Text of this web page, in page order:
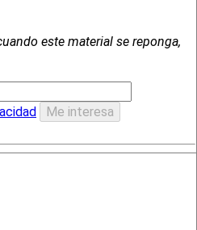
este material se reponga,